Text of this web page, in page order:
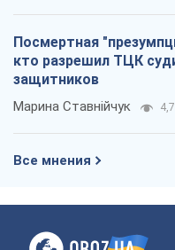
Посмертная
кто разрешил ТЦК
защитников
Марина Ставнійчук
Все мнения